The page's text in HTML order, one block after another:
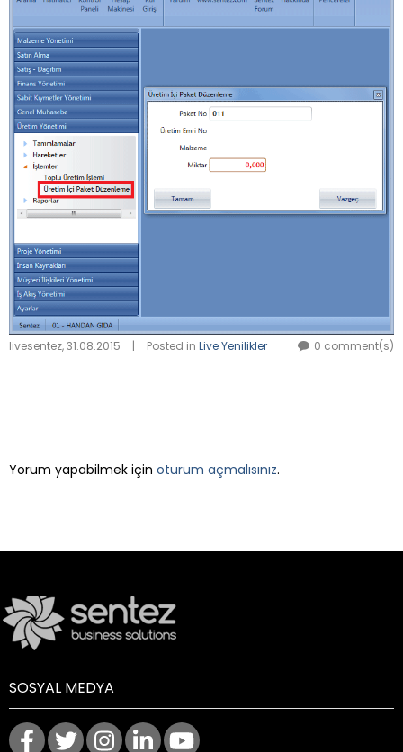
livesentez,31.08.2015 | Posted in Live Yenilikler 0 comment(s)
Yorum yapabilmek için oturum açmalısınız.
SOSYAL MEDYA